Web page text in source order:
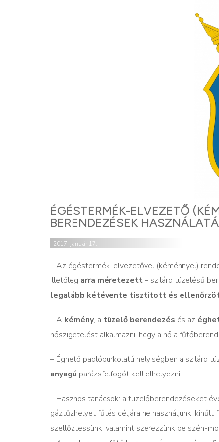
ÉGÉSTERMÉK-ELVEZETŐ
BERENDEZÉSEK
2017. január 17.
– Az égéstermék-elvezetővel (kéménnyel)
illetőleg arra méretezett– szilárd tüzelésű
legalább kétévente tisztított és
– A kémény, a tüzelő berendezés és az
hőszigetelést alkalmazni, hogy a hő a
– Éghető padlóburkolatú helyiségben a szilárd
anyagú parázsfelfogót kell elhelyezni.
– Hasznos tanácsok: a tüzelőberendezéseket
gáztűzhelyet fűtés céljára ne használjunk,
szellőztessünk, valamint szerezzünk be szén-